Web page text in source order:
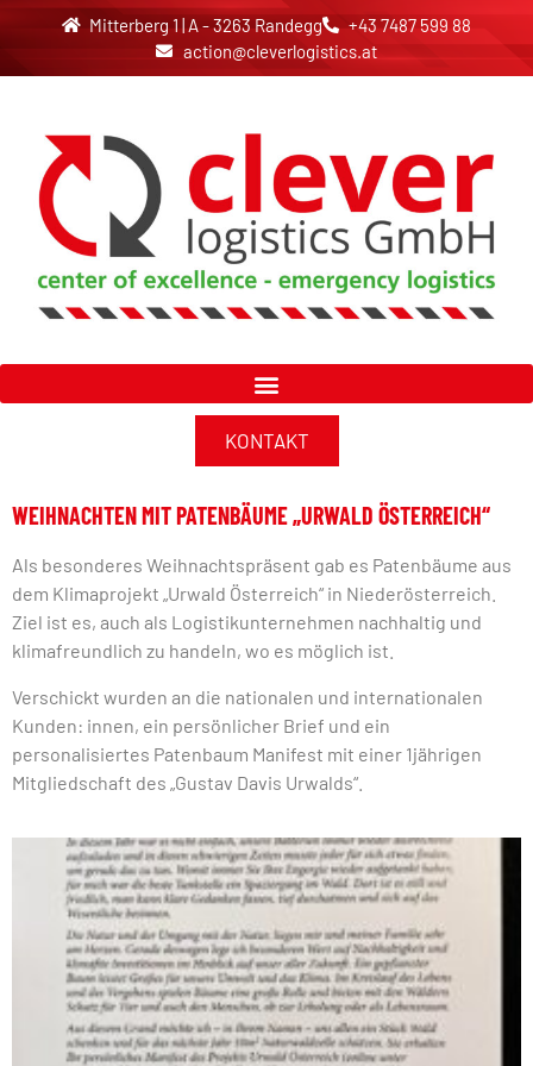
Mitterberg 1 | A - 3263 Randegg
+43 7487 599 88
action@cleverlogistics.at
KONTAKT
WEIHNACHTEN MIT PATENBÄUME „URWALD ÖSTERREICH“
Als besonderes Weihnachtspräsent gab es Patenbäume aus
dem Klimaprojekt „Urwald Österreich“ in Niederösterreich.
Ziel ist es, auch als Logistikunternehmen nachhaltig und
klimafreundlich zu handeln, wo es möglich ist.
Verschickt wurden an die nationalen und internationalen
Kunden: innen, ein persönlicher Brief und ein
personalisiertes Patenbaum Manifest mit einer 1jährigen
Mitgliedschaft des „Gustav Davis Urwalds“.